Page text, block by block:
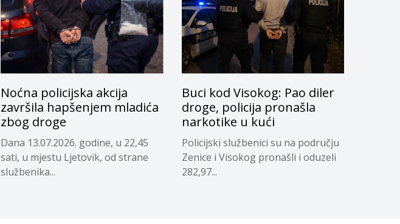
Noćna policijska akcija
završila hapšenjem mladića
zbog droge
Dana 13.07.2026. godine, u 22,45
sati, u mjestu Ljetovik, od strane
službenika...
Buci kod Visokog: Pao diler
droge, policija pronašla
narkotike u kući
Policijski službenici su na području
Zenice i Visokog pronašli i oduzeli
282,97...